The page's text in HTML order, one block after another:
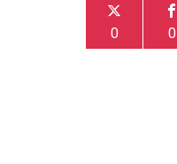
0 0